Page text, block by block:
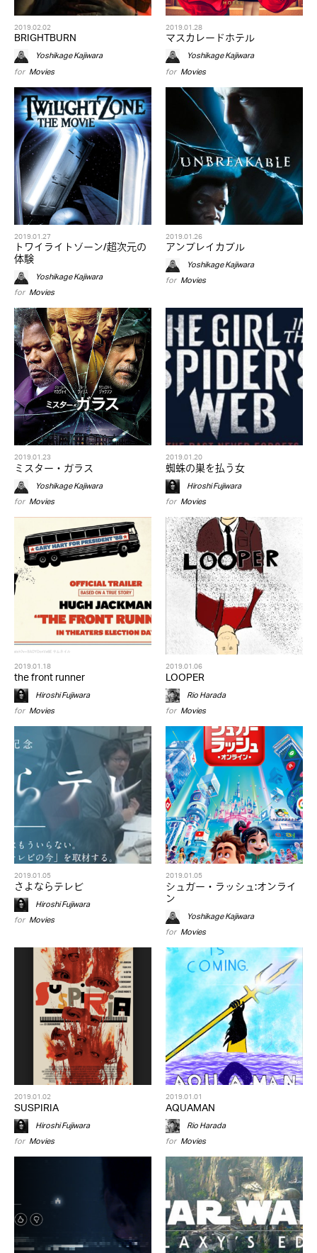
2019.02.02
BRIGHTBURN
Yoshikage Kajiwara
for Movies
2019.01.28
マスカレードホテル
Yoshikage Kajiwara
for Movies
2019.01.27
トワイライトゾーン/超次元の
体験
Yoshikage Kajiwara
for Movies
2019.01.26
アンブレイカブル
Yoshikage Kajiwara
for Movies
2019.01.23
ミスター・ガラス
Yoshikage Kajiwara
for Movies
2019.01.20
蜘蛛の巣を払う女
Hiroshi Fujiwara
for Movies
2019.01.18
the front runner
Hiroshi Fujiwara
for Movies
2019.01.06
LOOPER
Rio Harada
for Movies
2019.01.05
さよならテレビ
Hiroshi Fujiwara
for Movies
2019.01.05
シュガー・ラッシュ:オンライ
ン
Yoshikage Kajiwara
for Movies
2019.01.02
SUSPIRIA
Hiroshi Fujiwara
for Movies
2019.01.01
AQUAMAN
Rio Harada
for Movies